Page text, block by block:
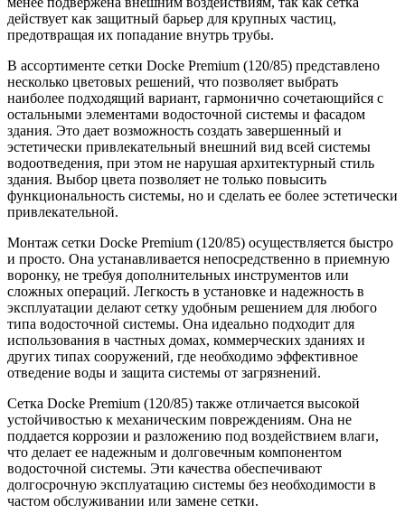
действует как защитный барьер для крупных частиц,
предотвращая их попадание внутрь трубы.
В ассортименте сетки Docke Premium (120/85) представлено
несколько цветовых решений, что позволяет выбрать
наиболее подходящий вариант, гармонично сочетающийся с
остальными элементами водосточной системы и фасадом
здания. Это дает возможность создать завершенный и
эстетически привлекательный внешний вид всей системы
водоотведения, при этом не нарушая архитектурный стиль
здания. Выбор цвета позволяет не только повысить
функциональность системы, но и сделать ее более эстетически
привлекательной.
Монтаж сетки Docke Premium (120/85) осуществляется быстро
и просто. Она устанавливается непосредственно в приемную
воронку, не требуя дополнительных инструментов или
сложных операций. Легкость в установке и надежность в
эксплуатации делают сетку удобным решением для любого
типа водосточной системы. Она идеально подходит для
использования в частных домах, коммерческих зданиях и
других типах сооружений, где необходимо эффективное
отведение воды и защита системы от загрязнений.
Сетка Docke Premium (120/85) также отличается высокой
устойчивостью к механическим повреждениям. Она не
поддается коррозии и разложению под воздействием влаги,
что делает ее надежным и долговечным компонентом
водосточной системы. Эти качества обеспечивают
долгосрочную эксплуатацию системы без необходимости в
частом обслуживании или замене сетки.